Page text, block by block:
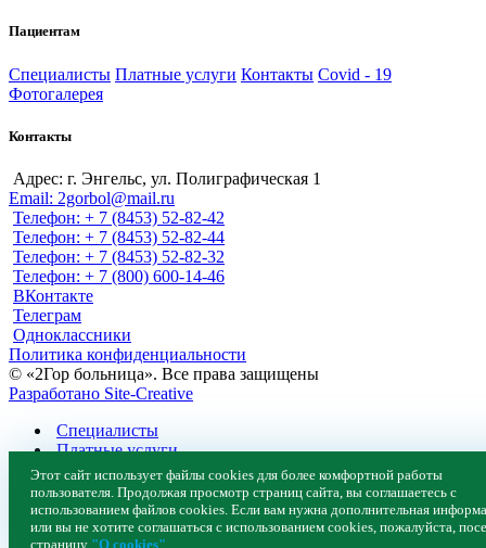
Пациентам
Специалисты Платные услуги Контакты Covid - 19
Фотогалерея
Контакты
Адрес: г. Энгельс, ул. Полиграфическая 1
Email: 2gorbol@mail.ru
Телефон: + 7 (8453) 52-82-42
Телефон: + 7 (8453) 52-82-44
Телефон: + 7 (8453) 52-82-32
Телефон: + 7 (800) 600-14-46
ВКонтакте
Телеграм
Одноклассники
Политика конфиденциальности
© «2Гор больница». Все права защищены
Разработано Site-Creative
Специалисты
Платные услуги
Контакты
Covid - 19
Фотогалерея
Этот сайт использует файлы cookies для более комфортной работы
пользователя. Продолжая просмотр страниц сайта, вы соглашаетесь с
использованием файлов cookies. Если вам нужна дополнительная
или вы не хотите соглашаться с использованием cookies, пожалуйста,
страницу "О cookies"